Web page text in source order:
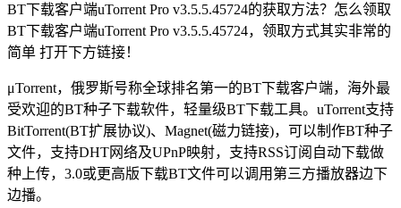
BT下载客户端uTorrent Pro v3.5.5.45724的获取方法？怎么领取
BT下载客户端uTorrent Pro v3.5.5.45724，领取方式其实非常的
简单 打开下方链接！
μTorrent，俄罗斯号称全球排名第一的BT下载客户端，海外最
受欢迎的BT种子下载软件，轻量级BT下载工具。uTorrent支持
BitTorrent(BT扩展协议)、Magnet(磁力链接)，可以制作BT种子
文件，支持DHT网络及UPnP映射，支持RSS订阅自动下载做
种上传，3.0或更高版下载BT文件可以调用第三方播放器边下
边播。